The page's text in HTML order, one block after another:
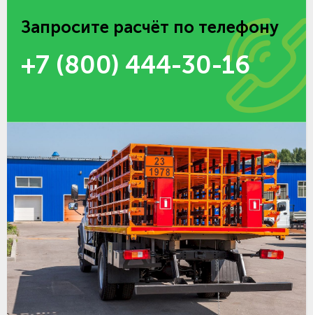
Запросите расчёт по телефону
+7 (800) 444-30-16